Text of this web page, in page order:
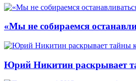
«Мы не собираемся
Юрий Никитин раскрывает